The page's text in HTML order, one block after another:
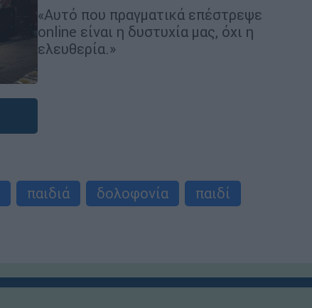
«Αυτό που πραγματικά επέστρεψε
online είναι η δυστυχία μας, όχι η
ελευθερία.»
παιδιά δολοφονία
παιδί